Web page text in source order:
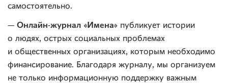
самостоятельно.
— Онлайн-журнал «Имена» публикует истории
о людях, острых социальных проблемах
и общественных организациях, которым необходимо
финансирование. Благодаря журналу, мы организуем
не только информационную поддержку важным